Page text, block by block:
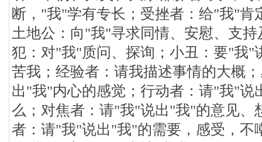
断，"我"学有专长；受挫者：给"我"肯
土地公：向"我"寻求同情、安慰、支
犯：对"我"质问、探询；小丑：要"我"
苦我；经验者：请我描述事情的大概
出"我"内心的感觉；行动者：请"我"说
么；对焦者：请"我"说出"我"的意见、
者：请"我"说出"我"的需要，感受，不